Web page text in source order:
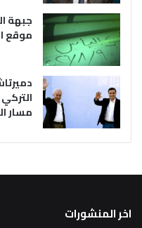
جبهة
موقع
مسار
اخر المنشورات